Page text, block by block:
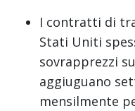
I contratti di
Stati Uniti
sovrapprezzi
aggiuguano
mensilmente